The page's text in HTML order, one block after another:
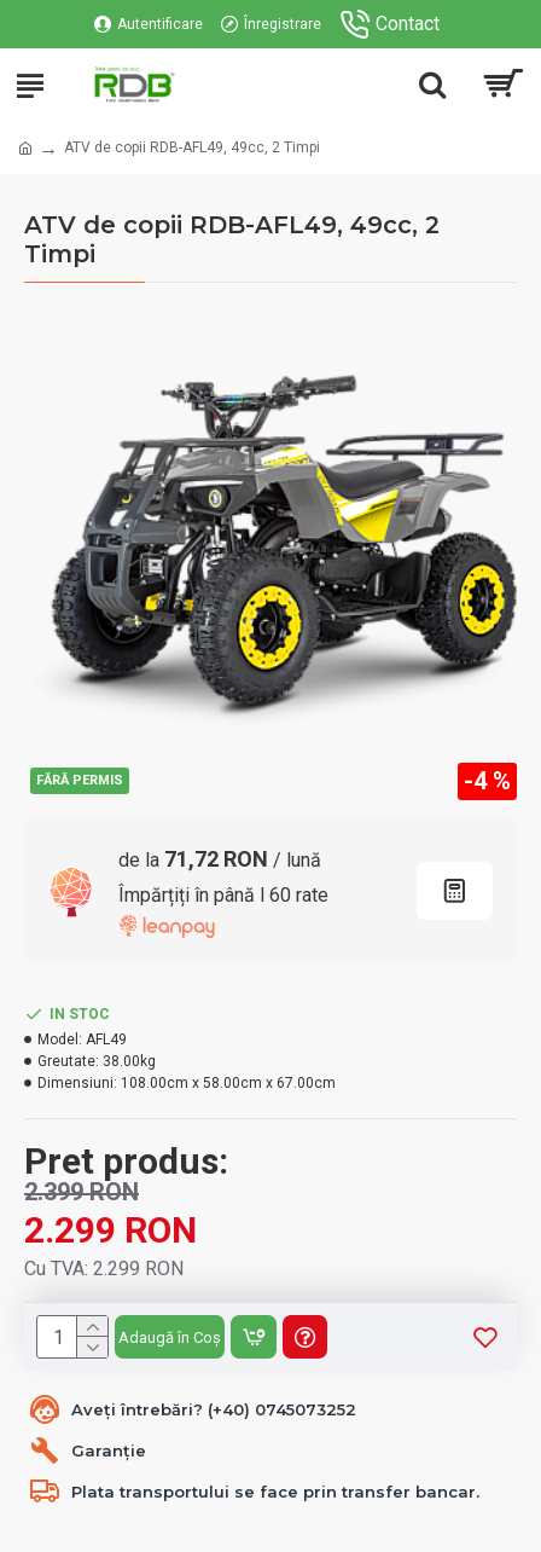
Autentificare Înregistrare Contact
ATV de copii RDB-AFL49, 49cc, 2 Timpi
ATV de copii RDB-AFL49, 49cc, 2
Timpi
FĂRĂ PERMIS -4 %
de la 71,72 RON / lună
Împărțiți în până l 60 rate
Aveți întrebări? (+40) 0745073252
Garanție
Plata transportului se face prin transfer bancar.
Pret produs:
2.299 RON
2.399 RON
Cu TVA: 2.299 RON
IN STOC
Model: AFL49
Greutate: 38.00kg
Dimensiuni: 108.00cm x 58.00cm x 67.00cm
Adaugă în Coș